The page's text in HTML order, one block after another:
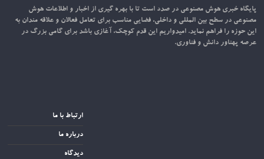
پایگاه خبری هوش مصنوعی در صدد است تا با بهره گیری از اخبار و اطلاعات هوش
مصنوعی در سطح بین المللی و داخلی، فضایی مناسب برای تعامل فعالان و علاقه مندان به
این حوزه را فراهم نماید. امیدواریم این قدم کوچک، آغازی باشد برای گامی بزرگ در
عرصه پهناور دانش و فناوری.
ارتباط با ما
درباره ما
دیدگاه